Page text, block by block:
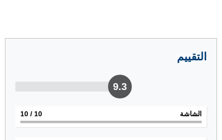
التقييم
9.3
الشاشة 10
/ 10